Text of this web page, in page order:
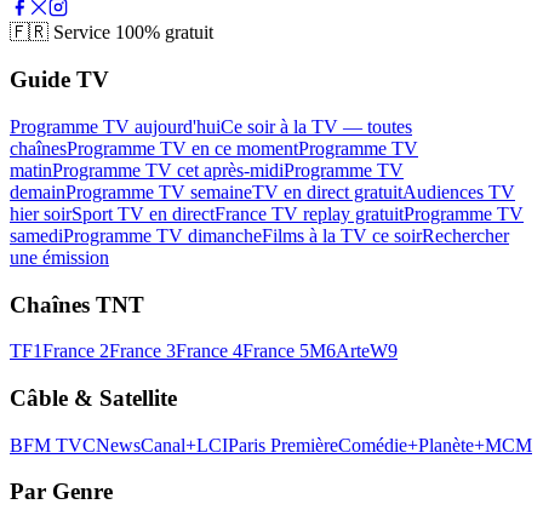
🇫🇷 Service 100% gratuit
Guide TV
Programme TV aujourd'huiCe soir à la TV — toutes
chaînesProgramme TV en ce momentProgramme TV
matinProgramme TV cet après-midiProgramme TV
demainProgramme TV semaineTV en direct gratuitAudiences TV
hier soirSport TV en directFrance TV replay gratuitProgramme TV
samediProgramme TV dimancheFilms à la TV ce soirRechercher
une émission
Chaînes TNT
TF1France 2France 3France 4France 5M6ArteW9
Câble & Satellite
BFM TVCNewsCanal+LCIParis PremièreComédie+Planète+MCM
Par Genre